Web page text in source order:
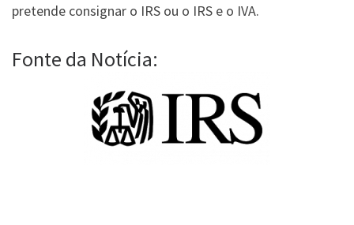
pretende consignar o IRS ou o IRS e o IVA.
Fonte da Notícia: